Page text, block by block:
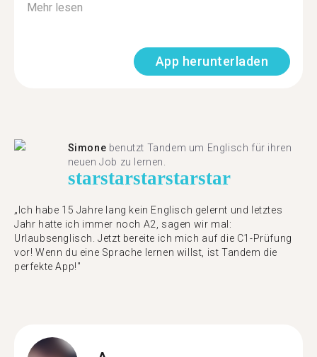
Mehr lesen
App herunterladen
Simone benutzt Tandem um Englisch für ihren
neuen Job zu lernen.
starstarstarstarstar
„Ich habe 15 Jahre lang kein Englisch gelernt und letztes
Jahr hatte ich immer noch A2, sagen wir mal:
Urlaubsenglisch. Jetzt bereite ich mich auf die C1-Prüfung
vor! Wenn du eine Sprache lernen willst, ist Tandem die
perfekte App!"